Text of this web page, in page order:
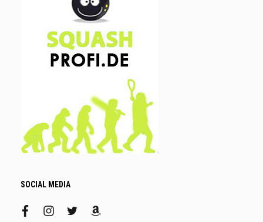
SOCIAL MEDIA
facebookinstagram
twitteramazon